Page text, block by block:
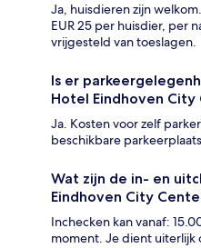
Ja, huisdieren zijn
EUR 25 per huisdier, per
vrijgesteld van toeslagen.
Is er
Hotel Eindhoven City
Ja. Kosten voor zelf
beschikbare
Wat zijn de in- en
Eindhoven City
Inchecken kan vanaf:
moment. Je dient uiterlijk